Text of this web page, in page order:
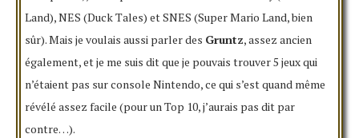
Land), NES (Duck Tales) et SNES (Super Mario Land, bien
sûr). Mais je voulais aussi parler des Gruntz, assez ancien
également, et je me suis dit que je pouvais trouver 5 jeux qui
n’étaient pas sur console Nintendo, ce qui s’est quand même
révélé assez facile (pour un Top 10, j’aurais pas dit par
contre…).